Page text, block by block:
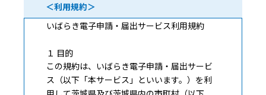
＜利用規約＞
いばらき電子申請・届出サービス利用規約
１ 目的
この規約は、いばらき電子申請・届出サービ
ス（以下「本サービス」といいます。）を利